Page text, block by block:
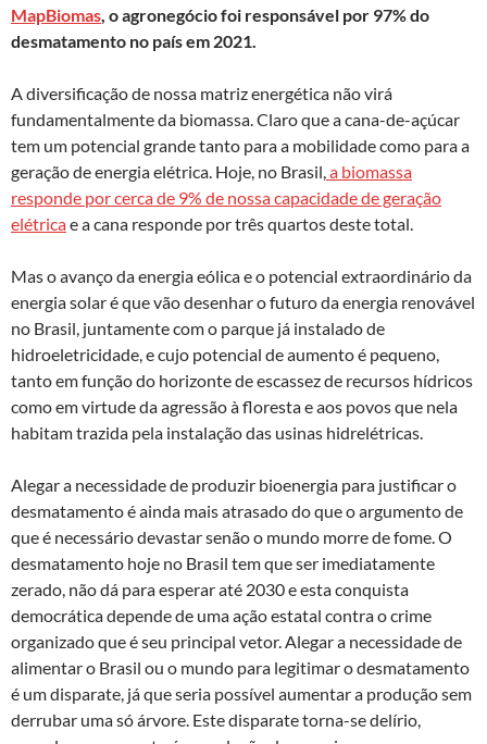
MapBiomas, o agronegócio foi responsável por 97% do
desmatamento no país em 2021.
A diversificação de nossa matriz energética não virá
fundamentalmente da biomassa. Claro que a cana-de-açúcar
tem um potencial grande tanto para a mobilidade como para a
geração de energia elétrica. Hoje, no Brasil,a biomassa
responde por cerca de 9% de nossa capacidade de geração
elétricae a cana responde por três quartos deste total.
Mas o avanço da energia eólica e o potencial extraordinário da
energia solar é que vão desenhar o futuro da energia renovável
no Brasil, juntamente com o parque já instalado de
hidroeletricidade, e cujo potencial de aumento é pequeno,
tanto em função do horizonte de escassez de recursos hídricos
como em virtude da agressão à floresta e aos povos que nela
habitam trazida pela instalação das usinas hidrelétricas.
Alegar a necessidade de produzir bioenergia para justificar o
desmatamento é ainda mais atrasado do que o argumento de
que é necessário devastar senão o mundo morre de fome. O
desmatamento hoje no Brasil tem que ser imediatamente
zerado, não dá para esperar até 2030 e esta conquista
democrática depende de uma ação estatal contra o crime
organizado que é seu principal vetor. Alegar a necessidade de
alimentar o Brasil ou o mundo para legitimar o desmatamento
é um disparate, já que seria possível aumentar a produção sem
derrubar uma só árvore. Este disparate torna-se delírio,